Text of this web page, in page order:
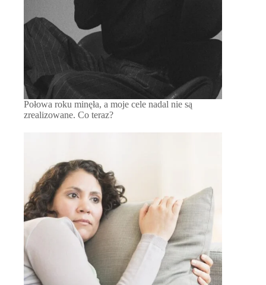
Połowa roku minęła, a moje cele nadal nie są
zrealizowane. Co teraz?